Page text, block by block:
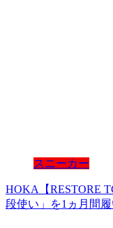
スニーカー
HOKA【RESTORE
段使い」を1ヵ月間